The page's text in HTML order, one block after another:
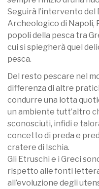
Seguirà l’intervento
Archeologico di Napoli,
popoli della pesca tra
cui si spiegherà quel
pesca.
Del resto pescare nel
differenza di altre
condurre una lotta
un ambiente tutt’altro
sconosciuti, infidi e
concetto di preda e
cratere di Ischia.
Gli Etruschi e i Greci
rispetto alle fonti
all’evoluzione degli